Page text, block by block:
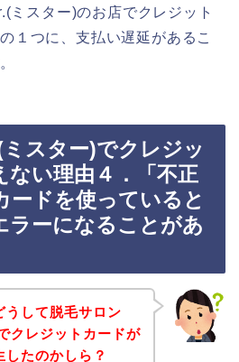
ミスター)のお店でクレジット
１つに、支払い遅延があるこ
スター)でクレジッ
ない理由４．「不正
ードを使っていると
ラーになることがあ
うして脱毛サロン
クレジットカードが
たのかしら？